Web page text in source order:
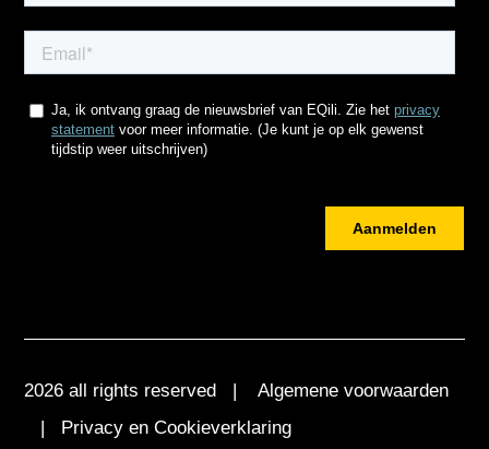
2026 all rights reserved |
Algemene voorwaarden
| Privacy en Cookieverklaring